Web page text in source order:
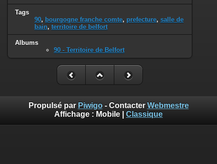
Tags
90, bourgogne franche comte, prefecture, salle de
bain, territoire de belfort
Albums
90 - Territoire de Belfort
Propulsé par Piwigo- Contacter Webmestre
Affichage : Mobile Classique